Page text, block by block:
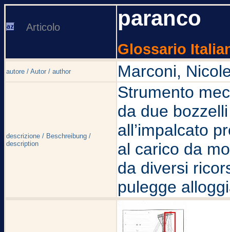
Articolo paranco
Glossario
autore / Autor / author Marconi,
descrizione / Beschreibung /
description
Strumento
da due
all’impalcato
al carico da
da diversi
pulegge